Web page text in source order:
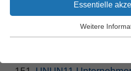
Essentielle
Essentielle Cookies werden für
Webseite einwandfrei funktioniert.
Weitere